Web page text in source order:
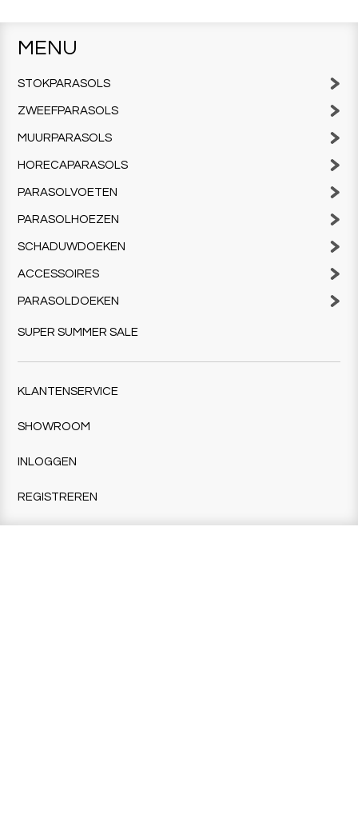
MENU
STOKPARASOLS
ZWEEFPARASOLS
MUURPARASOLS
HORECAPARASOLS
PARASOLVOETEN
PARASOLHOEZEN
SCHADUWDOEKEN
ACCESSOIRES
PARASOLDOEKEN
SUPER SUMMER SALE
KLANTENSERVICE
SHOWROOM
INLOGGEN
REGISTREREN